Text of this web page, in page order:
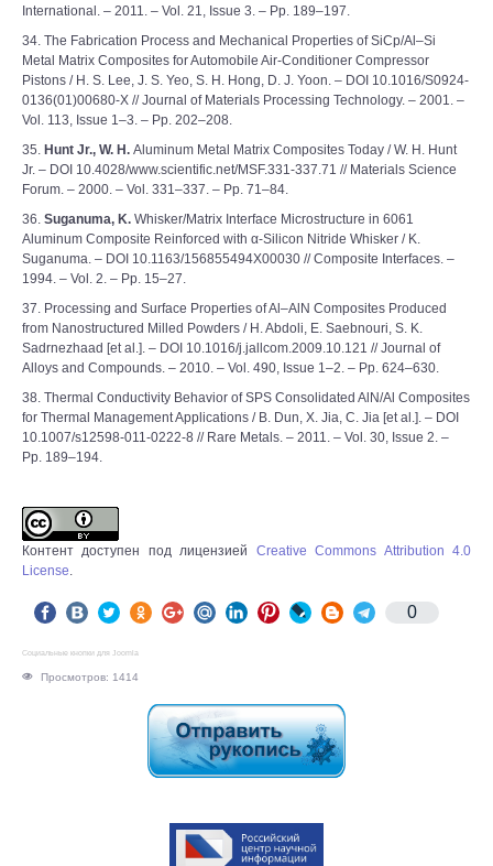
International. – 2011. – Vol. 21, Issue 3. – Pp. 189–197.
34. The Fabrication Process and Mechanical Properties of SiCp/Al–Si
Metal Matrix Composites for Automobile Air-Conditioner Compressor
Pistons / H. S. Lee, J. S. Yeo, S. H. Hong, D. J. Yoon. – DOI 10.1016/S0924-
0136(01)00680-X // Journal of Materials Processing Technology. – 2001. –
Vol. 113, Issue 1–3. – Pp. 202–208.
35. Hunt Jr., W. H. Aluminum Metal Matrix Composites Today / W. H. Hunt
Jr. – DOI 10.4028/www.scientific.net/MSF.331-337.71 // Materials Science
Forum. – 2000. – Vol. 331–337. – Pp. 71–84.
36. Suganuma, K. Whisker/Matrix Interface Microstructure in 6061
Aluminum Composite Reinforced with α-Silicon Nitride Whisker / K.
Suganuma. ‒ DOI 10.1163/156855494X00030 // Composite Interfaces. –
1994. – Vol. 2. – Pp. 15–27.
37. Processing and Surface Properties of Al–AlN Composites Produced
from Nanostructured Milled Powders / H. Abdoli, E. Saebnouri, S. K.
Sadrnezhaad [et al.]. – DOI 10.1016/j.jallcom.2009.10.121 // Journal of
Alloys and Compounds. – 2010. – Vol. 490, Issue 1–2. – Pp. 624–630.
38. Thermal Conductivity Behavior of SPS Consolidated AlN/Al Composites
for Thermal Management Applications / B. Dun, X. Jia, C. Jia [et al.]. – DOI
10.1007/s12598-011-0222-8 // Rare Metals. – 2011. – Vol. 30, Issue 2. –
Pp. 189–194.
Контент доступен под лицензией Creative Commons Attribution 4.0
License.
0
Социальные кнопки для Joomla
Просмотров: 1414